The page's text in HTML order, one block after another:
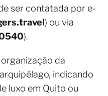
ser contatada por e-
) ou via
).
da
indicando
luxo em Quito ou